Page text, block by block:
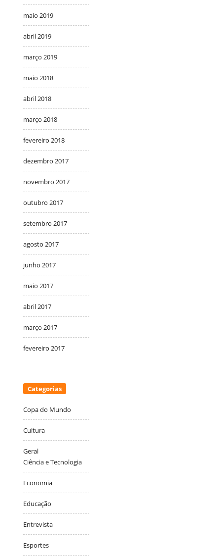
maio 2019
abril 2019
março 2019
maio 2018
abril 2018
março 2018
fevereiro 2018
dezembro 2017
novembro 2017
outubro 2017
setembro 2017
agosto 2017
junho 2017
maio 2017
abril 2017
março 2017
fevereiro 2017
Categorias
Copa do Mundo
Cultura
Geral
Ciência e Tecnologia
Economia
Educação
Entrevista
Esportes